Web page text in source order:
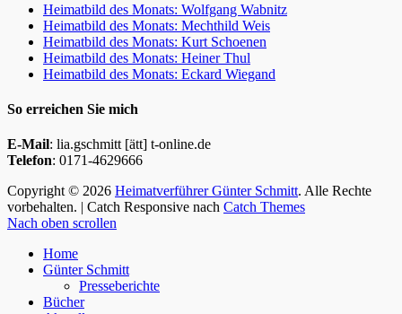
Heimatbild des Monats: Wolfgang Wabnitz
Heimatbild des Monats: Mechthild Weis
Heimatbild des Monats: Kurt Schoenen
Heimatbild des Monats: Heiner Thul
Heimatbild des Monats: Eckard Wiegand
So erreichen Sie mich
E-Mail: lia.gschmitt [ätt] t-online.de
Telefon: 0171-4629666
Copyright © 2026 Heimatverführer Günter Schmitt. Alle Rechte
vorbehalten. | Catch Responsive nach Catch Themes
Nach oben scrollen
Home
Günter Schmitt
Presseberichte
Bücher